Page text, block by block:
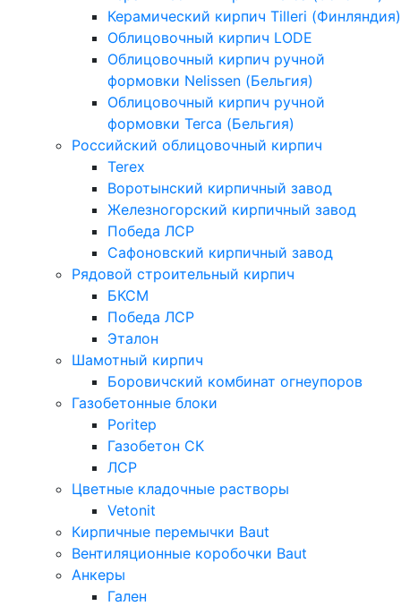
Керамический кирпич Tilleri (Финляндия)
Облицовочный кирпич LODE
Облицовочный кирпич ручной
формовки Nelissen (Бельгия)
Облицовочный кирпич ручной
формовки Terca (Бельгия)
Российский облицовочный кирпич
Terex
Воротынский кирпичный завод
Железногорский кирпичный завод
Победа ЛСР
Сафоновский кирпичный завод
Рядовой строительный кирпич
БКСМ
Победа ЛСР
Эталон
Шамотный кирпич
Боровичский комбинат огнеупоров
Газобетонные блоки
Poritep
Газобетон СК
ЛСР
Цветные кладочные растворы
Vetonit
Кирпичные перемычки Baut
Вентиляционные коробочки Baut
Анкеры
Гален